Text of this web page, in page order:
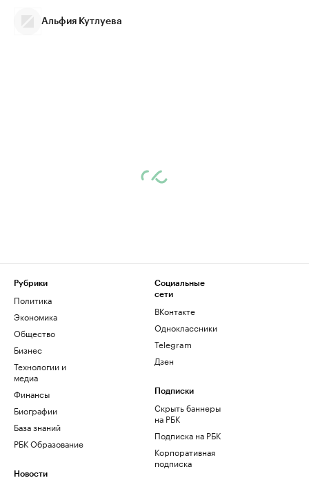
Альфия Кутлуева
Рубрики
Политика
Экономика
Общество
Бизнес
Технологии и
медиа
Финансы
Биографии
База знаний
РБК Образование
Новости
Социальные
сети
ВКонтакте
Одноклассники
Telegram
Дзен
Подписки
Скрыть баннеры
на РБК
Подписка на РБК
Корпоративная
подписка